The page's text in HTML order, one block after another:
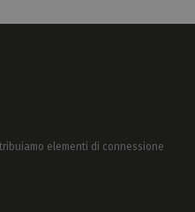
elementi di connessione